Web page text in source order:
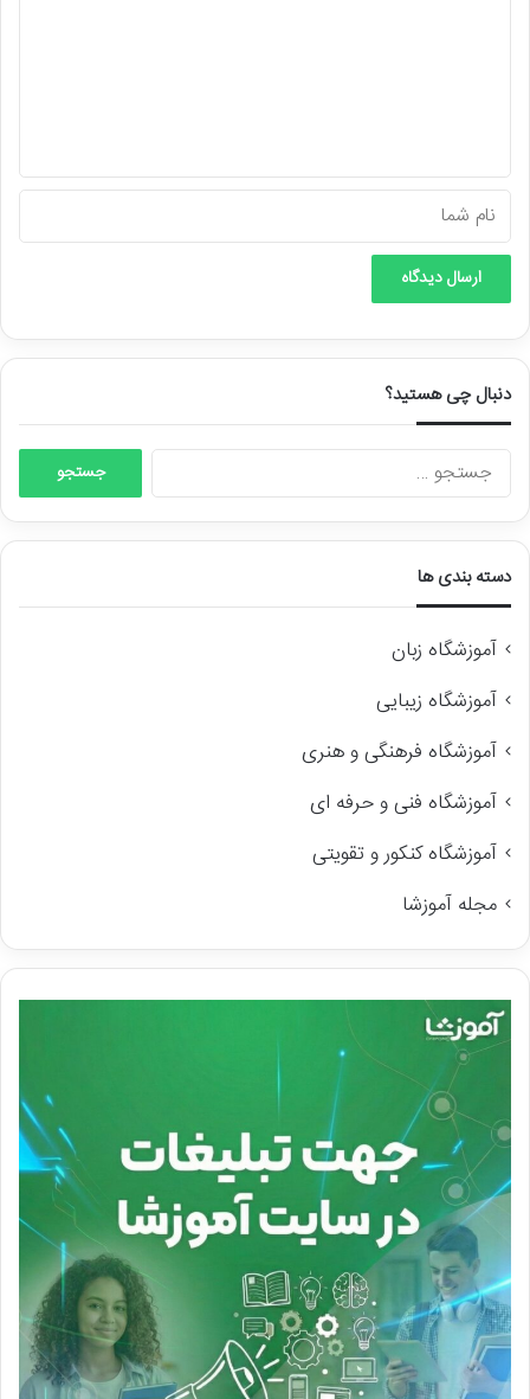
دنبال چی هستید؟
جستجو
برای:
دسته بندی ها
آموزشگاه زبان
آموزشگاه زیبایی
آموزشگاه فرهنگی و هنری
آموزشگاه فنی و حرفه ای
آموزشگاه کنکور و تقویتی
مجله آموزشا